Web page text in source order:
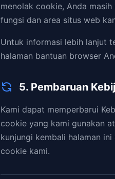
menolak cookie, Anda
fungsi dan area situs web
Untuk informasi lebih lanjut
halaman bantuan browser
5. Pembaruan
Kami dapat memperbarui
cookie yang kami gunakan
kunjungi kembali halaman
cookie kami.